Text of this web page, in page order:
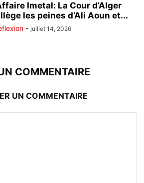
Imetal: La Cour d’Alger
les peines d’Ali Aoun et...
- juillet 14, 2026
COMMENTAIRE
UN COMMENTAIRE